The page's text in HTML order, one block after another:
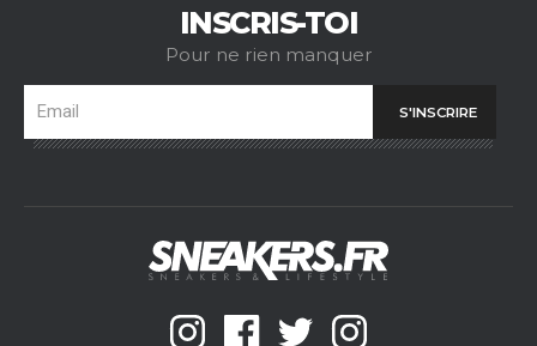
INSCRIS-TOI
Pour ne rien manquer